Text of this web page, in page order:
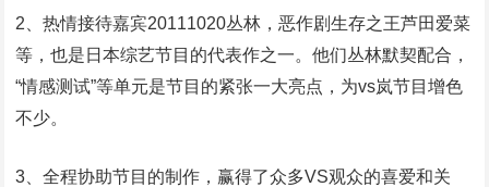
2、热情接待嘉宾20111020丛林，恶作剧生存之王芦田爱菜
等，也是日本综艺节目的代表作之一。他们丛林默契配合，
“情感测试”等单元是节目的紧张一大亮点，为vs岚节目增色
不少。
3、全程协助节目的制作，赢得了众多VS观众的喜爱和关